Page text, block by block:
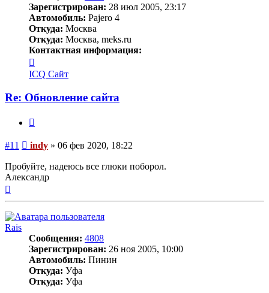
Зарегистрирован: 28 июл 2005, 23:17
Автомобиль: Pajero 4
Откуда: Москва
Откуда: Москва, meks.ru
Контактная информация:
информация
пользователя
indy
ICQ Сайт
Re: Обновление сайта
#11 Сообщение
indy » 06 фев 2020, 18:22
Пробуйте, надеюсь все глюки поборол.
Александр
Rais
Сообщения: 4808
Зарегистрирован: 26 ноя 2005, 10:00
Автомобиль: Пинин
Откуда: Уфа
Откуда: Уфа